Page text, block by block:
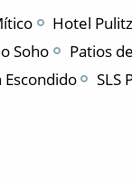
Hotel
Soho
Patios
Escondido
SLS